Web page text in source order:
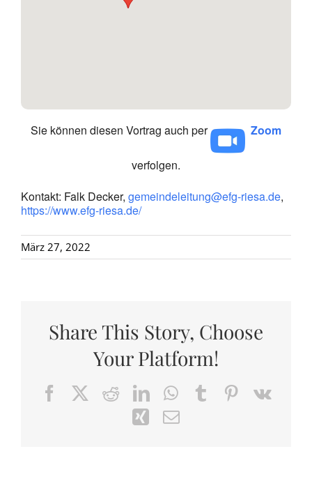
Sie können diesen Vortrag auch per Zoom
verfolgen.
Kontakt: Falk Decker, gemeindeleitung@efg-riesa.de,
https://www.efg-riesa.de/
März 27, 2022
Share This Story, Choose
Your Platform!
FacebookRedditLinkedInWhatsApp
TumblrPinterest
Vk
XingEmail